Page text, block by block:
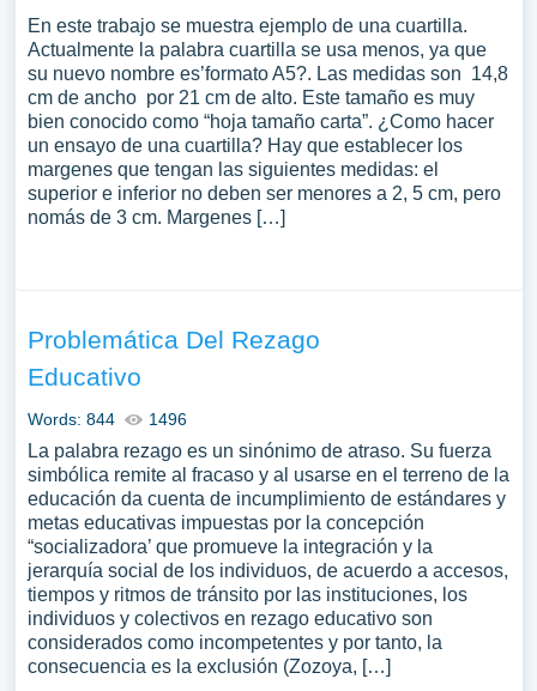
En este trabajo se muestra ejemplo de una cuartilla.
Actualmente la palabra cuartilla se usa menos, ya que
su nuevo nombre es’formato A5?. Las medidas son 14,8
cm de ancho por 21 cm de alto. Este tamaño es muy
bien conocido como “hoja tamaño carta”. ¿Como hacer
un ensayo de una cuartilla? Hay que establecer los
margenes que tengan las siguientes medidas: el
superior e inferior no deben ser menores a 2, 5 cm, pero
nomás de 3 cm. Margenes […]
Problemática Del Rezago
Educativo
Words: 844 1496
La palabra rezago es un sinónimo de atraso. Su fuerza
simbólica remite al fracaso y al usarse en el terreno de la
educación da cuenta de incumplimiento de estándares y
metas educativas impuestas por la concepción
“socializadora’ que promueve la integración y la
jerarquía social de los individuos, de acuerdo a accesos,
tiempos y ritmos de tránsito por las instituciones, los
individuos y colectivos en rezago educativo son
considerados como incompetentes y por tanto, la
consecuencia es la exclusión (Zozoya, […]